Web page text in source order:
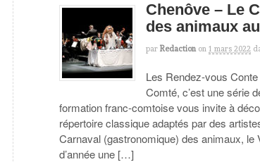
Chenôve – Le
des animaux
par Redaction on 1 mars 2022
Les Rendez-vous
Comté, c’est une série
formation franc-comtoise vous invite à
répertoire classique adaptés par des
Carnaval (gastronomique) des animaux,
d’année une […]